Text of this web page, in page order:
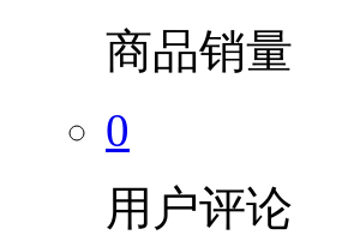
商品销量
0
用户评论